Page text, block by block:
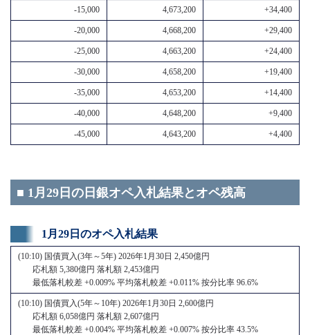
-15,000 4,673,200 +34,400
-20,000 4,668,200 +29,400
-25,000 4,663,200 +24,400
-30,000 4,658,200 +19,400
-35,000 4,653,200 +14,400
-40,000 4,648,200 +9,400
-45,000 4,643,200 +4,400
■ 1月29日の日銀オペ入札結果とオペ残高
1月29日のオペ入札結果
(10:10) 国債買入(3年～5年) 2026年1月30日 2,450億円
応札額 5,380億円 落札額 2,453億円
最低落札較差 +0.009% 平均落札較差 +0.011% 按分比率 96.6%
(10:10) 国債買入(5年～10年) 2026年1月30日 2,600億円
応札額 6,058億円 落札額 2,607億円
最低落札較差 +0.004% 平均落札較差 +0.007% 按分比率 43.5%